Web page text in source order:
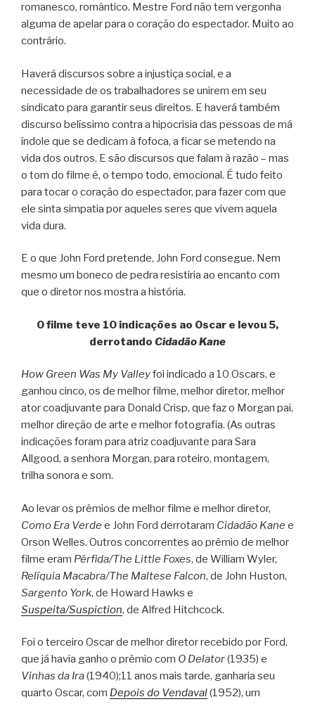
romanesco, romântico. Mestre Ford não tem vergonha
alguma de apelar para o coração do espectador. Muito ao
contrário.
Haverá discursos sobre a injustiça social, e a
necessidade de os trabalhadores se unirem em seu
sindicato para garantir seus direitos. E haverá também
discurso belíssimo contra a hipocrisia das pessoas de má
índole que se dedicam à fofoca, a ficar se metendo na
vida dos outros. E são discursos que falam à razão – mas
o tom do filme é, o tempo todo, emocional. É tudo feito
para tocar o coração do espectador, para fazer com que
ele sinta simpatia por aqueles seres que vivem aquela
vida dura.
E o que John Ford pretende, John Ford consegue. Nem
mesmo um boneco de pedra resistiria ao encanto com
que o diretor nos mostra a história.
O filme teve 10 indicações ao Oscar e levou 5,
derrotando Cidadão Kane
How Green Was My Valleyfoi indicado a 10 Oscars, e
ganhou cinco, os de melhor filme, melhor diretor, melhor
ator coadjuvante para Donald Crisp, que faz o Morgan pai,
melhor direção de arte e melhor fotografia. (As outras
indicações foram para atriz coadjuvante para Sara
Allgood, a senhora Morgan, para roteiro, montagem,
trilha sonora e som.
Ao levar os prêmios de melhor filme e melhor diretor,
Como Era Verde e John Ford derrotaram Cidadão Kane e
Orson Welles. Outros concorrentes ao prêmio de melhor
filme eram Pérfida/The Little Foxes, de William Wyler,
Relíquia Macabra/The Maltese Falcon, de John Huston,
Sargento York, de Howard Hawks e
Suspeita/Suspiction, de Alfred Hitchcock.
Foi o terceiro Oscar de melhor diretor recebido por Ford,
que já havia ganho o prêmio com O Delator(1935) e
Vinhas da Ira(1940);11 anos mais tarde, ganharia seu
quarto Oscar, com Depois do Vendaval(1952), um